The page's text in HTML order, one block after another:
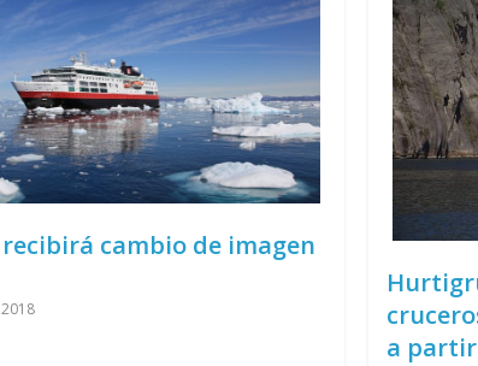
recibirá cambio de imagen
a partir